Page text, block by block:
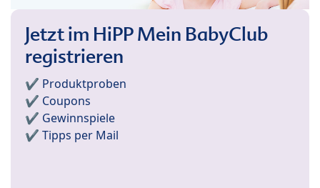
Jetzt im HiPP Mein BabyClub
registrieren
✔️ Produktproben
✔️ Coupons
✔️ Gewinnspiele
✔️ Tipps per Mail